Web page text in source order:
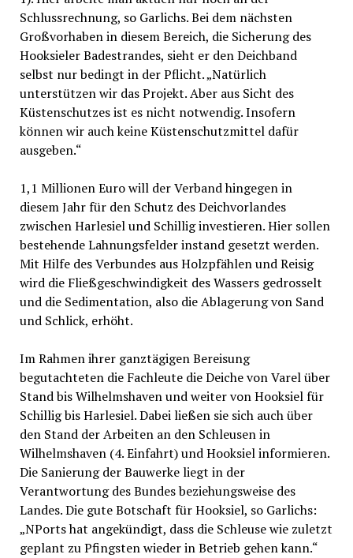
Schlussrechnung, so Garlichs. Bei dem nächsten
Großvorhaben in diesem Bereich, die Sicherung des
Hooksieler Badestrandes, sieht er den Deichband
selbst nur bedingt in der Pflicht. „Natürlich
unterstützen wir das Projekt. Aber aus Sicht des
Küstenschutzes ist es nicht notwendig. Insofern
können wir auch keine Küstenschutzmittel dafür
ausgeben.“
1,1 Millionen Euro will der Verband hingegen in
diesem Jahr für den Schutz des Deichvorlandes
zwischen Harlesiel und Schillig investieren. Hier sollen
bestehende Lahnungsfelder instand gesetzt werden.
Mit Hilfe des Verbundes aus Holzpfählen und Reisig
wird die Fließgeschwindigkeit des Wassers gedrosselt
und die Sedimentation, also die Ablagerung von Sand
und Schlick, erhöht.
Im Rahmen ihrer ganztägigen Bereisung
begutachteten die Fachleute die Deiche von Varel über
Stand bis Wilhelmshaven und weiter von Hooksiel für
Schillig bis Harlesiel. Dabei ließen sie sich auch über
den Stand der Arbeiten an den Schleusen in
Wilhelmshaven (4. Einfahrt) und Hooksiel informieren.
Die Sanierung der Bauwerke liegt in der
Verantwortung des Bundes beziehungsweise des
Landes. Die gute Botschaft für Hooksiel, so Garlichs:
„NPorts hat angekündigt, dass die Schleuse wie zuletzt
geplant zu Pfingsten wieder in Betrieb gehen kann.“